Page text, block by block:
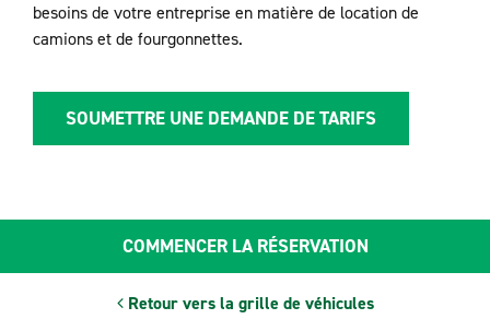
besoins de votre entreprise en matière de location de
camions et de fourgonnettes.
SOUMETTRE UNE DEMANDE DE TARIFS
Retour vers la grille de véhicules
COMMENCER LA RÉSERVATION